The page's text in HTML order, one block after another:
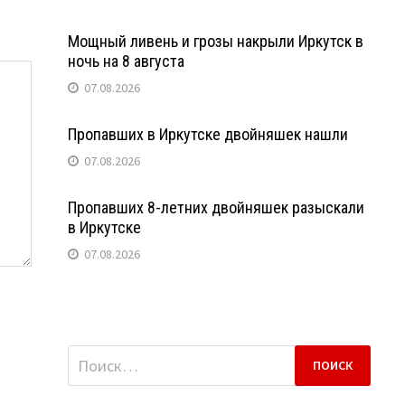
Мощный ливень и грозы накрыли Иркутск в
ночь на 8 августа
07.08.2026
Пропавших в Иркутске двойняшек нашли
07.08.2026
Пропавших 8-летних двойняшек разыскали
в Иркутске
07.08.2026
Найти: